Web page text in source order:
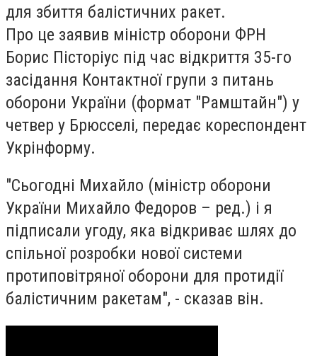
для збиття балістичних ракет.
Про це заявив міністр оборони ФРН
Борис Пісторіус під час відкриття 35-го
засідання Контактної групи з питань
оборони України (формат "Рамштайн") у
четвер у Брюсселі, передає кореспондент
Укрінформу.
"Сьогодні Михайло (міністр оборони
України Михайло Федоров – ред.) і я
підписали угоду, яка відкриває шлях до
спільної розробки нової системи
протиповітряної оборони для протидії
балістичним ракетам", - сказав він.